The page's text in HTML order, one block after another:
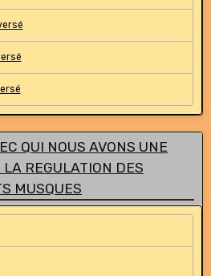
QUI NOUS AVONS UNE
REGULATION DES
MUSQUES